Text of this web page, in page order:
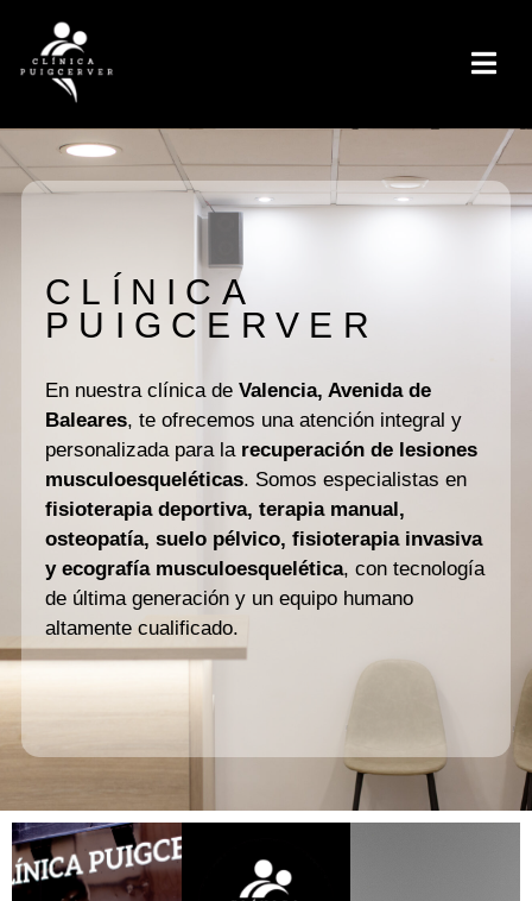
CLÍNICA
PUIGCERVER
En nuestra clínica de Valencia, Avenida de
Baleares, te ofrecemos una atención integral y
personalizada para la recuperación de lesiones
musculoesqueléticas. Somos especialistas en
fisioterapia deportiva, terapia manual,
osteopatía, suelo pélvico, fisioterapia invasiva
y ecografía musculoesquelética, con tecnología
de última generación y un equipo humano
altamente cualificado.